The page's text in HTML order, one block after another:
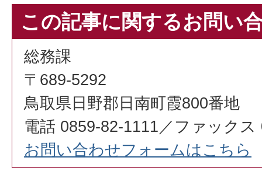
この記事に関するお問い
総務課
〒689-5292
鳥取県日野郡日南町霞800番地
電話 0859-82-1111／ファックス
お問い合わせフォームはこちら